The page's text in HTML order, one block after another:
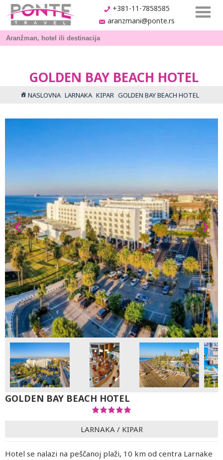
+381-11-7858585
aranzmani@ponte.rs
GOLDEN BAY BEACH HOTEL
NASLOVNA LARNAKA KIPAR GOLDEN BAY BEACH HOTEL
GOLDEN BAY BEACH HOTEL
LARNAKA / KIPAR
Hotel se nalazi na peščanoj plaži, 10 km od centra Larnake